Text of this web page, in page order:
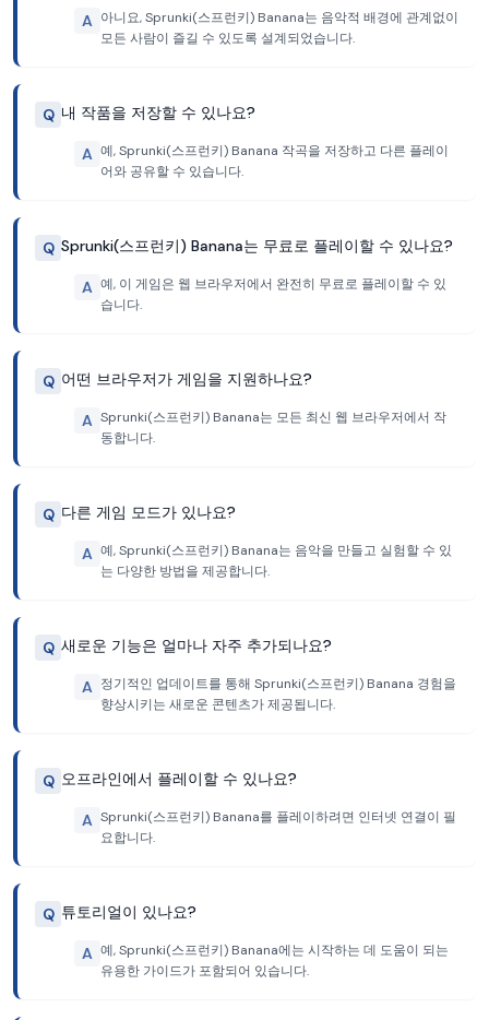
A 아니요, Sprunki(스프런키) Banana는 음악적 배경에 관계없이
모든 사람이 즐길 수 있도록 설계되었습니다.
Q 내 작품을 저장할 수 있나요?
A 예, Sprunki(스프런키) Banana 작곡을 저장하고 다른 플레이
어와 공유할 수 있습니다.
Q Sprunki(스프런키) Banana는 무료로 플레이할 수 있나요?
A 예, 이 게임은 웹 브라우저에서 완전히 무료로 플레이할 수 있
습니다.
Q 어떤 브라우저가 게임을 지원하나요?
A Sprunki(스프런키) Banana는 모든 최신 웹 브라우저에서 작
동합니다.
Q 다른 게임 모드가 있나요?
A 예, Sprunki(스프런키) Banana는 음악을 만들고 실험할 수 있
는 다양한 방법을 제공합니다.
Q 새로운 기능은 얼마나 자주 추가되나요?
A 정기적인 업데이트를 통해 Sprunki(스프런키) Banana 경험을
향상시키는 새로운 콘텐츠가 제공됩니다.
Q 오프라인에서 플레이할 수 있나요?
A Sprunki(스프런키) Banana를 플레이하려면 인터넷 연결이 필
요합니다.
Q 튜토리얼이 있나요?
A 예, Sprunki(스프런키) Banana에는 시작하는 데 도움이 되는
유용한 가이드가 포함되어 있습니다.